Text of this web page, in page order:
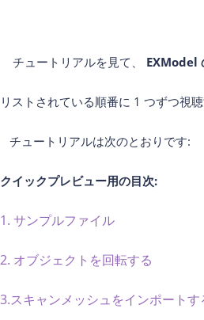
チュートリアルを見て、 EXModel
リストされている順番に 1 つずつ視
チュートリアルは次のとおりです:
クイックプレビュー用の目次:
1. サンプルファイル
2. オブジェクトを回転する
3.スキャンメッシュをインポートす